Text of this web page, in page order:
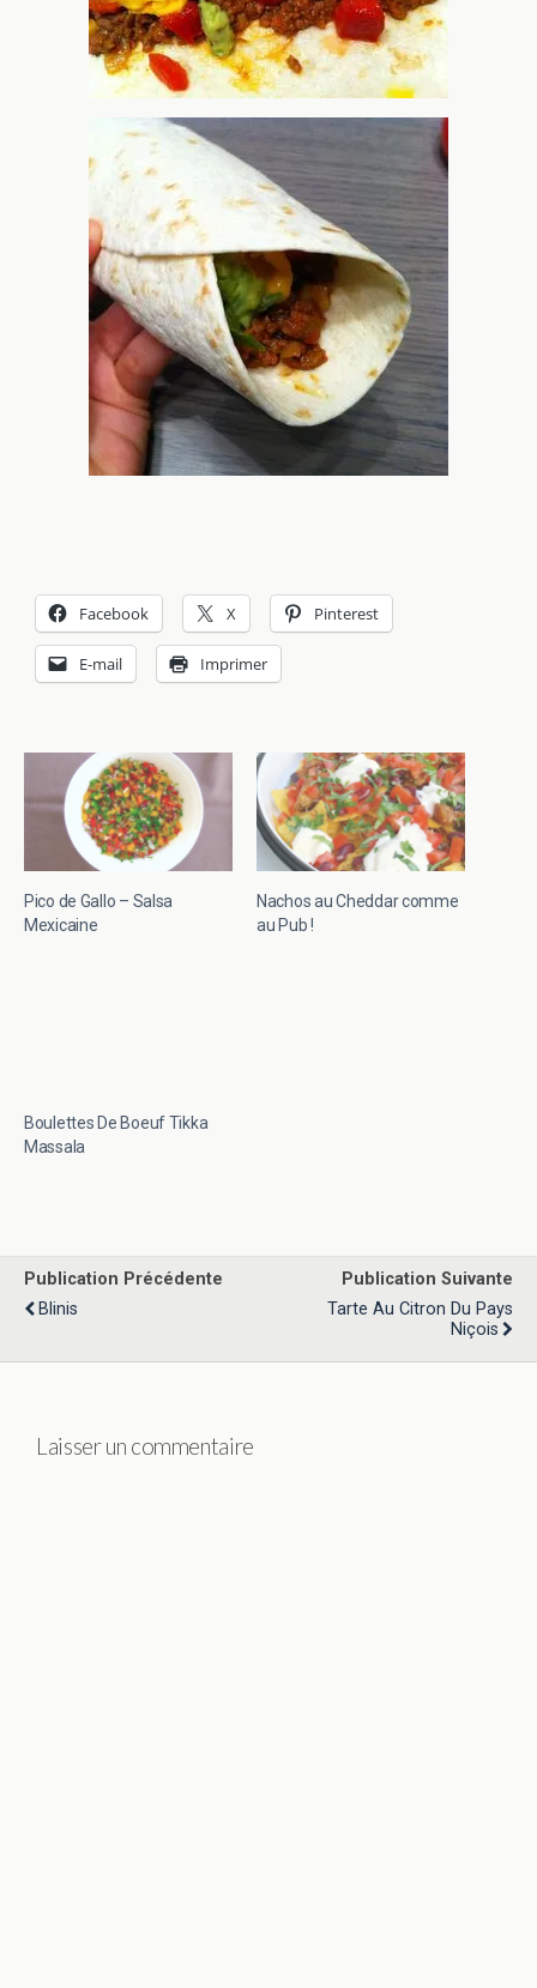
Facebook X Pinterest
E-mail Imprimer
Pico de Gallo – Salsa
Mexicaine
Nachos au Cheddar comme
au Pub !
Boulettes De Boeuf Tikka
Massala
Publication Précédente
Blinis
Publication Suivante
Tarte Au Citron Du Pays
Niçois
Laisser un commentaire